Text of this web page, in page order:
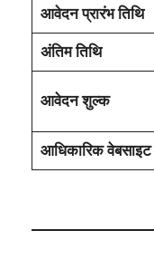
आवेदन प्रारंभ तिथि
अंतिम तिथि
आवेदन शुल्क
आधिकारिक वेबसाइट